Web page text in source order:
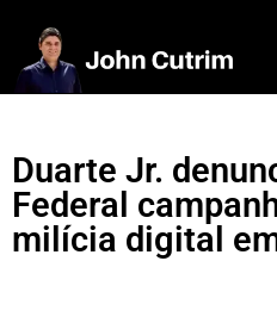
Duarte Jr.
Federal
milícia digital